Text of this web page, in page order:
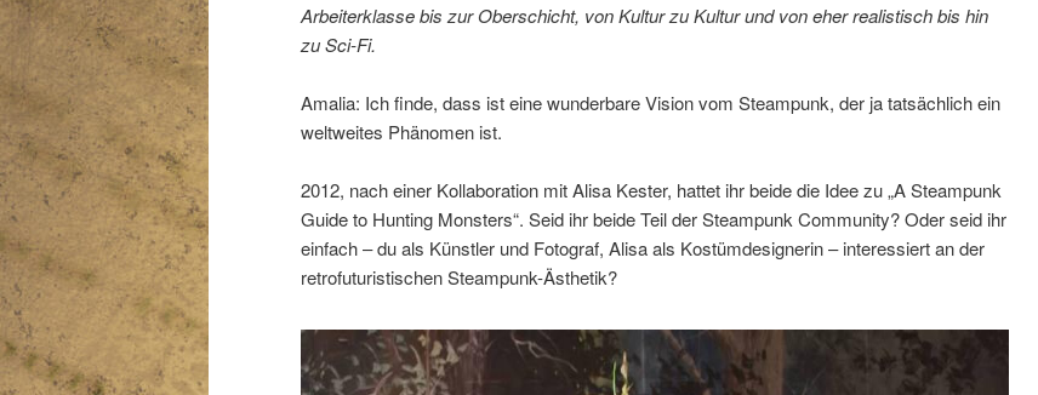
Arbeiterklasse bis zur Oberschicht, von Kultur zu Kultur und von eher realistisch bis hin
zu Sci-Fi.
Amalia: Ich finde, dass ist eine wunderbare Vision vom Steampunk, der ja tatsächlich ein
weltweites Phänomen ist.
2012, nach einer Kollaboration mit Alisa Kester, hattet ihr beide die Idee zu „A Steampunk
Guide to Hunting Monsters“. Seid ihr beide Teil der Steampunk Community? Oder seid ihr
einfach – du als Künstler und Fotograf, Alisa als Kostümdesignerin – interessiert an der
retrofuturistischen Steampunk-Ästhetik?